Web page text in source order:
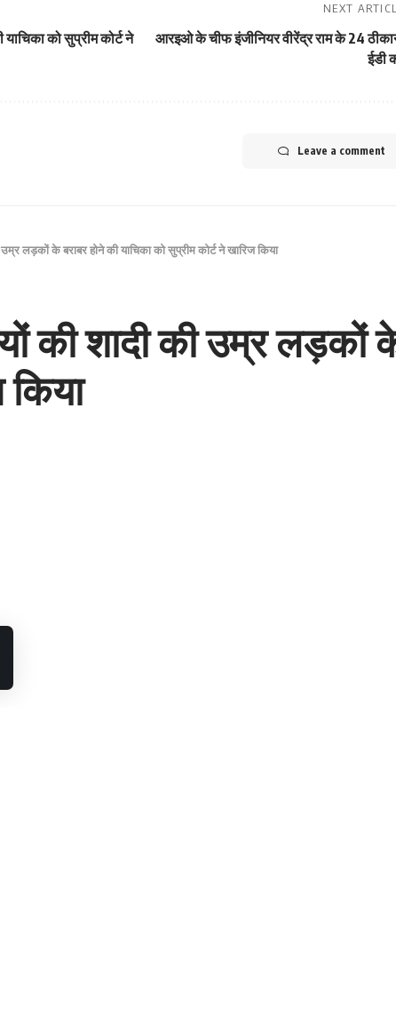
को सुप्रीम कोर्ट ने
NEXT
आरइओ के चीफ इंजीनियर वीरेंद्र राम के 24
ईडी
Leave a comment
लड़कों के बराबर होने की याचिका को सुप्रीम कोर्ट ने खारिज किया
की शादी की उम्र लड़कों
किया